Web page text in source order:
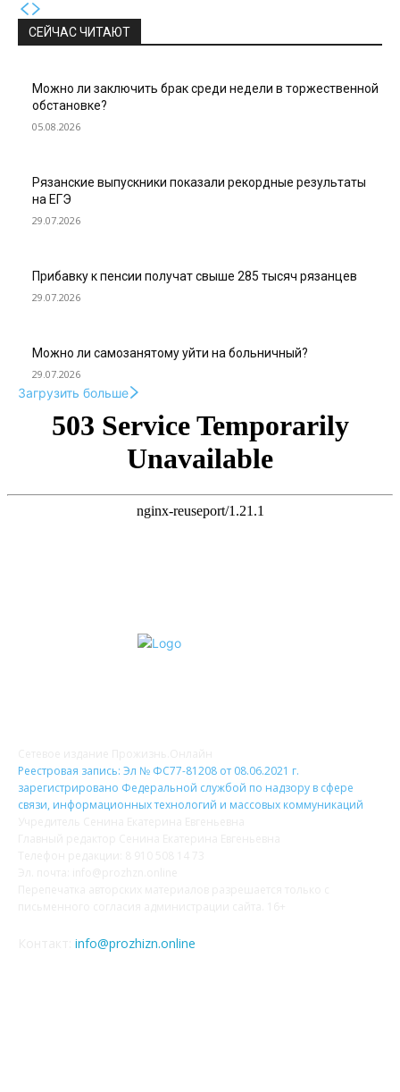
СЕЙЧАС ЧИТАЮТ
Можно ли заключить брак среди недели в торжественной
обстановке?
05.08.2026
Рязанские выпускники показали рекордные результаты
на ЕГЭ
29.07.2026
Прибавку к пенсии получат свыше 285 тысяч рязанцев
29.07.2026
Можно ли самозанятому уйти на больничный?
29.07.2026
Загрузить больше
Реестровая запись: Эл № ФС77-81208 от 08.06.2021 г.
зарегистрировано Федеральной службой по надзору в сфере
связи, информационных технологий и массовых коммуникаций
info@prozhizn.online